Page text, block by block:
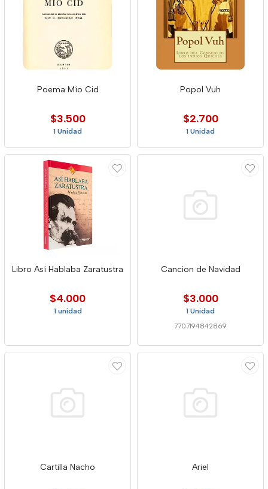
Poema Mío Cid
$3.500
1 Unidad
Popol Vuh
$2.700
1 Unidad
Libro Así Hablaba Zaratustra
$4.000
1 unidad
Cancion de Navidad
$3.000
1 Unidad
7707194842869
Cartilla Nacho Ariel